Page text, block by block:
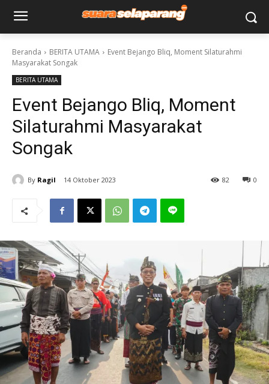
Beranda BERITA UTAMA
Event Bejango Bliq, Moment Silaturahmi
Masyarakat Songak
BERITA UTAMA
Event Bejango Bliq, Moment
Silaturahmi Masyarakat
Songak
By Ragil 14 Oktober 2023 0
82